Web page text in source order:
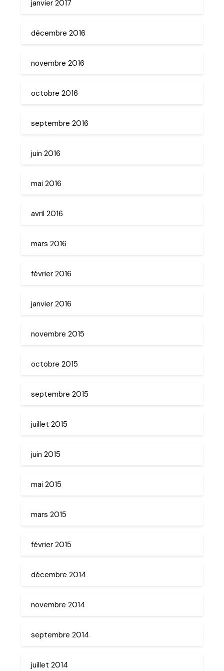
janvier 2017
décembre 2016
novembre 2016
octobre 2016
septembre 2016
juin 2016
mai 2016
avril 2016
mars 2016
février 2016
janvier 2016
novembre 2015
octobre 2015
septembre 2015
juillet 2015
juin 2015
mai 2015
mars 2015
février 2015
décembre 2014
novembre 2014
septembre 2014
juillet 2014